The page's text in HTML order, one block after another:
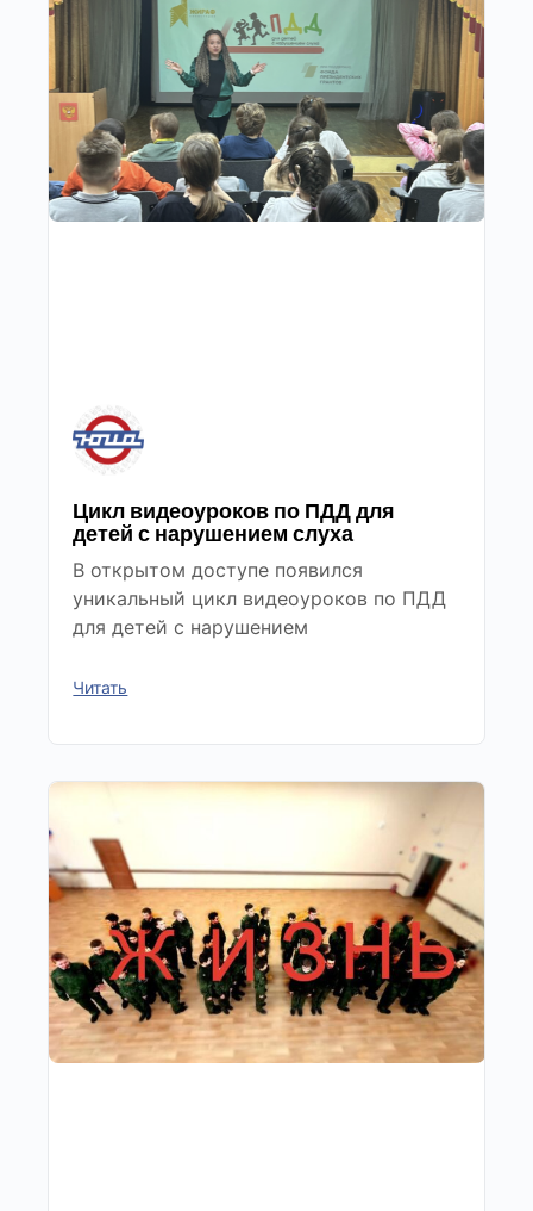
Цикл видеоуроков по ПДД для
детей с нарушением слуха
В открытом доступе появился
уникальный цикл видеоуроков по ПДД
для детей с нарушением
Читать